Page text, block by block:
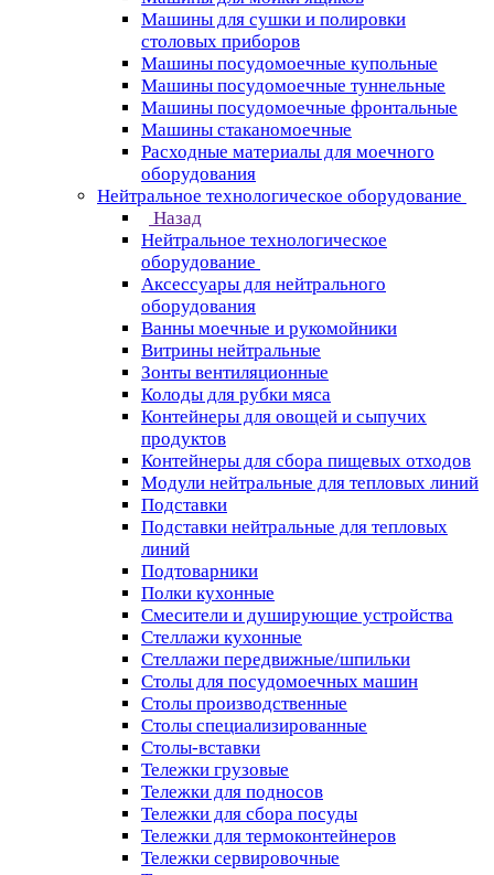
Машины для сушки и полировки
столовых приборов
Машины посудомоечные купольные
Машины посудомоечные туннельные
Машины посудомоечные фронтальные
Машины стаканомоечные
Расходные материалы для моечного
оборудования
Нейтральное технологическое оборудование
Назад
Нейтральное технологическое
оборудование
Аксессуары для нейтрального
оборудования
Ванны моечные и рукомойники
Витрины нейтральные
Зонты вентиляционные
Колоды для рубки мяса
Контейнеры для овощей и сыпучих
продуктов
Контейнеры для сбора пищевых отходов
Модули нейтральные для тепловых линий
Подставки
Подставки нейтральные для тепловых
линий
Подтоварники
Полки кухонные
Смесители и душирующие устройства
Стеллажи кухонные
Стеллажи передвижные/шпильки
Столы для посудомоечных машин
Столы производственные
Столы специализированные
Столы-вставки
Тележки грузовые
Тележки для подносов
Тележки для сбора посуды
Тележки для термоконтейнеров
Тележки сервировочные